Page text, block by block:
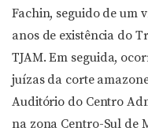
Fachin, seguido de um
anos de existência do
TJAM. Em seguida,
juízas da corte
Auditório do Centro
na zona Centro-Sul de